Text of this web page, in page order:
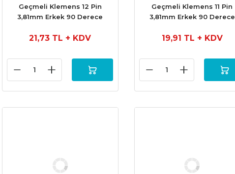
Geçmeli Klemens 12 Pin
3,81mm Erkek 90 Derece
21,73 TL + KDV
Geçmeli Klemens 11 Pin
3,81mm Erkek 90 Derece
19,91 TL + KDV